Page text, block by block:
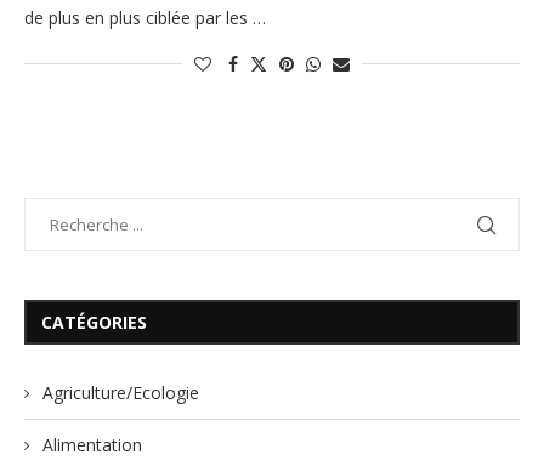
de plus en plus ciblée par les …
CATÉGORIES
Agriculture/Ecologie
Alimentation